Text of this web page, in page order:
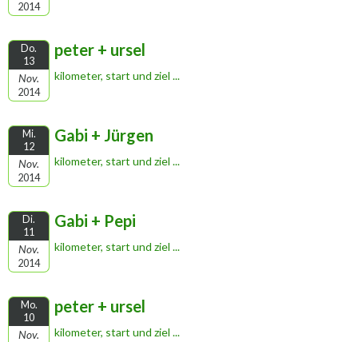
2014
Do.
13
Nov.
2014
peter + ursel
kilometer, start und ziel ...
Mi.
12
Nov.
2014
Gabi + Jürgen
kilometer, start und ziel ...
Di.
11
Nov.
2014
Gabi + Pepi
kilometer, start und ziel ...
Mo.
10
Nov.
peter + ursel
kilometer, start und ziel ...